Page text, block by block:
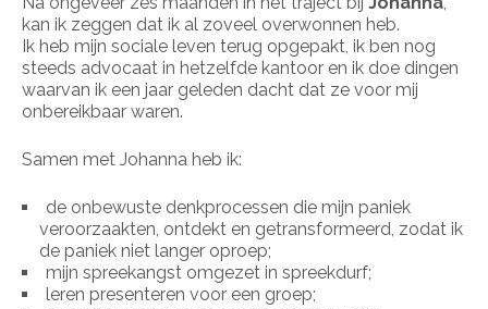
kan ik zeggen dat ik al zoveel overwonnen heb.
Ik heb mijn sociale leven terug opgepakt, ik ben nog
steeds advocaat in hetzelfde kantoor en ik doe dingen
waarvan ik een jaar geleden dacht dat ze voor mij
onbereikbaar waren.
Samen met Johanna heb ik:
de onbewuste denkprocessen die mijn paniek
veroorzaakten, ontdekt en getransformeerd, zodat ik
de paniek niet langer oproep;
mijn spreekangst omgezet in spreekdurf;
leren presenteren voor een groep;